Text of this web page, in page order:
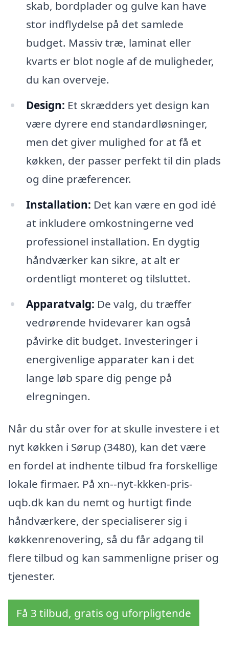
skab, bordplader og gulve kan have
stor indflydelse på det samlede
budget. Massiv træ, laminat eller
kvarts er blot nogle af de muligheder,
du kan overveje.
Design: Et skrædders yet design kan
være dyrere end standardløsninger,
men det giver mulighed for at få et
køkken, der passer perfekt til din plads
og dine præferencer.
Installation: Det kan være en god idé
at inkludere omkostningerne ved
professionel installation. En dygtig
håndværker kan sikre, at alt er
ordentligt monteret og tilsluttet.
Apparatvalg: De valg, du træffer
vedrørende hvidevarer kan også
påvirke dit budget. Investeringer i
energivenlige apparater kan i det
lange løb spare dig penge på
elregningen.
Når du står over for at skulle investere i et
nyt køkken i Sørup (3480), kan det være
en fordel at indhente tilbud fra forskellige
lokale firmaer. På xn--nyt-kkken-pris-
uqb.dk kan du nemt og hurtigt finde
håndværkere, der specialiserer sig i
køkkenrenovering, så du får adgang til
flere tilbud og kan sammenligne priser og
tjenester.
Få 3 tilbud, gratis og uforpligtende